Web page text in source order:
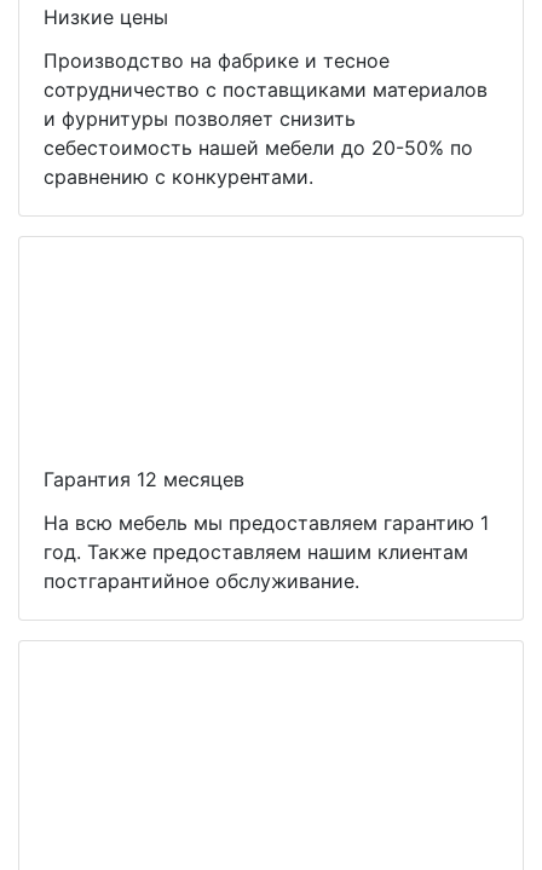
Низкие цены
Производство на фабрике и тесное
сотрудничество с поставщиками материалов
и фурнитуры позволяет снизить
себестоимость нашей мебели до 20-50% по
сравнению с конкурентами.
Гарантия 12 месяцев
На всю мебель мы предоставляем гарантию 1
год. Также предоставляем нашим клиентам
постгарантийное обслуживание.